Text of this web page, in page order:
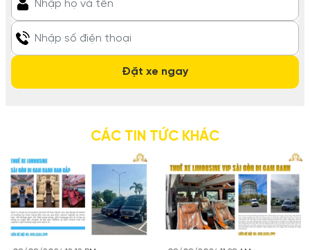
CÁC TIN TỨC KHÁC